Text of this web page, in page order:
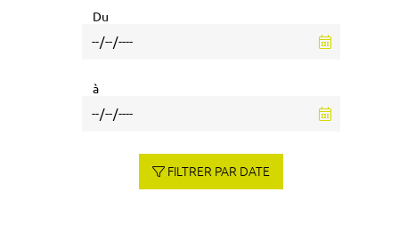
Du
à
FILTRER PAR DATE